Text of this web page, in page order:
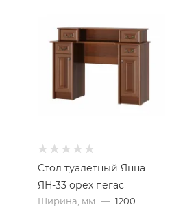
Стол туалетный Янна
ЯН-33 орех пегас
Ширина, мм — 1200